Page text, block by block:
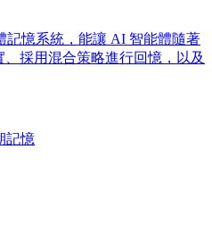
記憶系統，能讓 AI 智能體隨著
採用混合策略進行回憶，以及
記憶